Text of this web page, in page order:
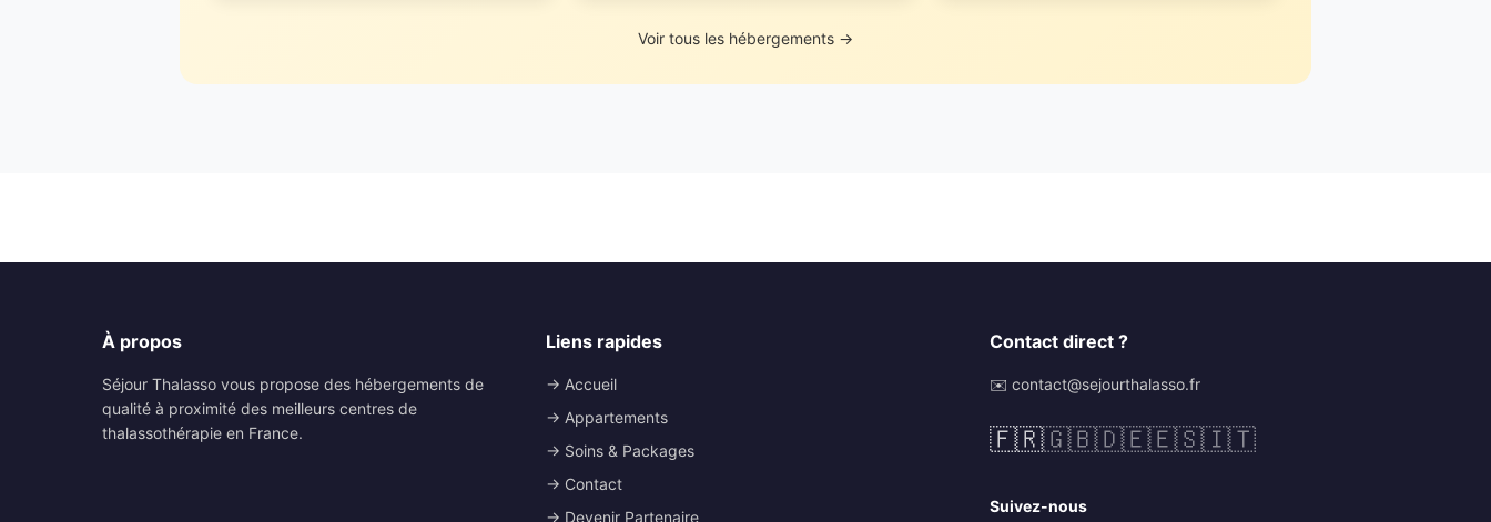
Voir tous les hébergements →
À propos
Séjour Thalasso vous propose des hébergements de
qualité à proximité des meilleurs centres de
thalassothérapie en France.
Liens rapides
→ Accueil
→ Appartements
→ Soins & Packages
→ Contact
→ Devenir Partenaire
Contact direct ?
✉️ contact@sejourthalasso.fr
🇫🇷🇬🇧🇩🇪🇪🇸🇮🇹
Suivez-nous